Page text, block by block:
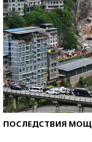
ПОСЛЕДСТВИЯ